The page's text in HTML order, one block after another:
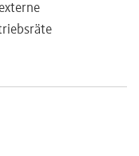
und des
Arbeitsverhältnis